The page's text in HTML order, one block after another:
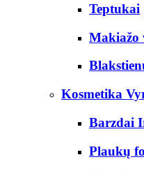
Teptukai
Makiažo
Kosmetika
Barzdai
Plaukų